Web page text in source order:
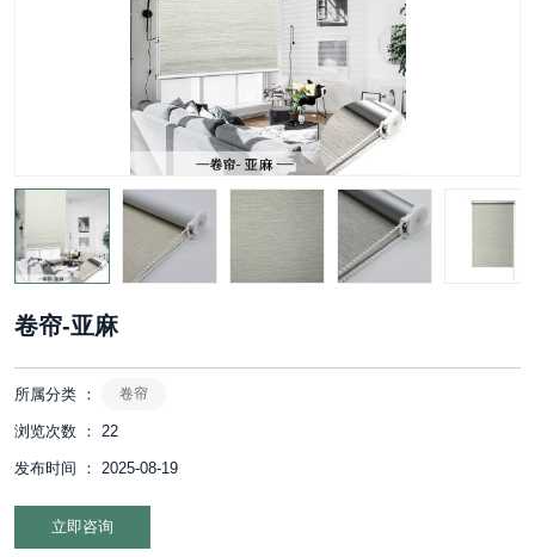
卷帘-亚麻
所属分类 ： 卷帘
浏览次数 ： 22
发布时间 ： 2025-08-19
立即咨询